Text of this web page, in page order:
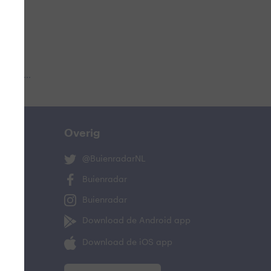
Overig
@BuienradarNL
Buienradar
Buienradar
Download de Android app
Download de iOS app